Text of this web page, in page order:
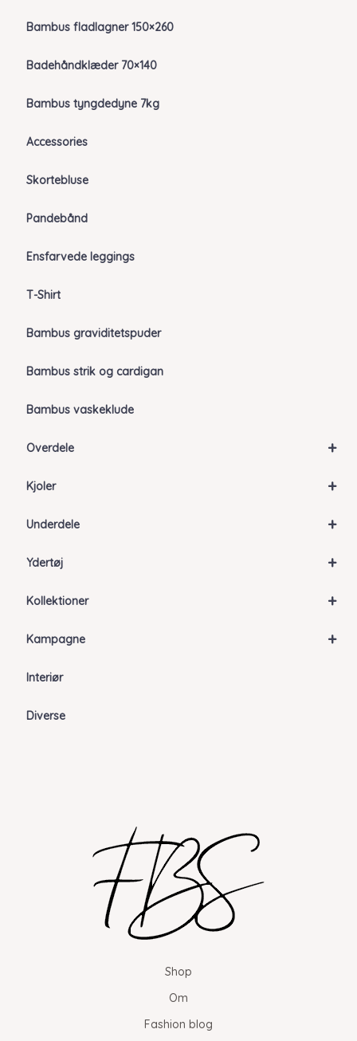
Bambus fladlagner 150×260
Badehåndklæder 70×140
Bambus tyngdedyne 7kg
Accessories
Skortebluse
Pandebånd
Ensfarvede leggings
T-Shirt
Bambus graviditetspuder
Bambus strik og cardigan
Bambus vaskeklude
+
Overdele
+
Kjoler
+
Underdele
+
Ydertøj
+
Kollektioner
+
Kampagne
Interiør
Diverse
Shop
Om
Fashion blog